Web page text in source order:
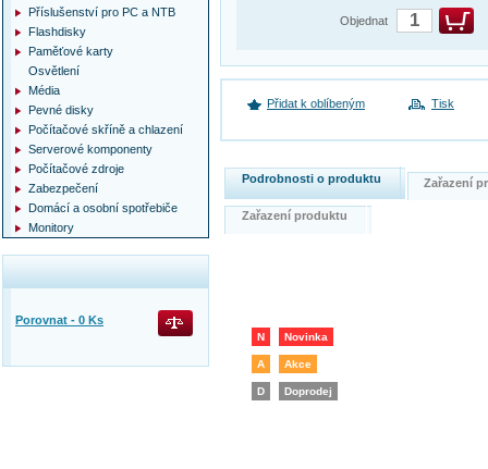
Objednat
Přidat k oblíbeným Tisk
Podrobnosti o produktu Zařazení
Zařazení produktu
N Novinka
A Akce
D Doprodej
Příslušenství pro PC a NTB
Flashdisky
Paměťové karty
Osvětlení
Média
Pevné disky
Počítačové skříně a chlazení
Serverové komponenty
Počítačové zdroje
Zabezpečení
Domácí a osobní spotřebiče
Monitory
Porovnat - 0 Ks